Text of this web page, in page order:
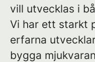
vill utvecklas i
Vi har ett starkt
erfarna
bygga